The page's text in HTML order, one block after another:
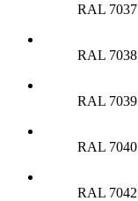
RAL 7037
RAL 7038
RAL 7039
RAL 7040
RAL 7042